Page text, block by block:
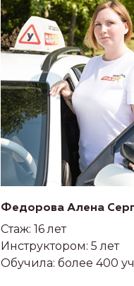
Федорова Алена
Стаж: 16 лет
Инструктором: 5 лет
Обучила: более 400